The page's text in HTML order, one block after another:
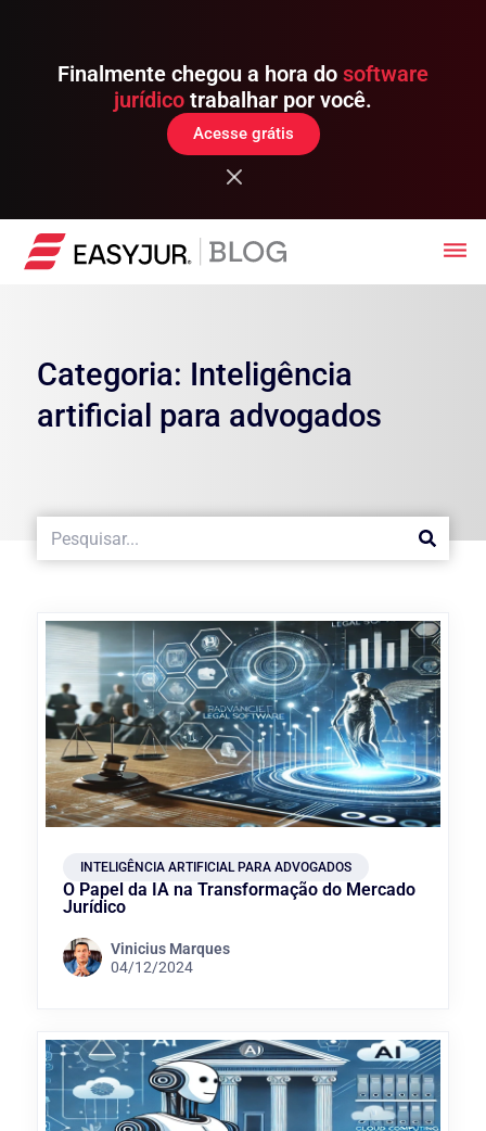
Finalmente chegou a hora do software
jurídico trabalhar por você.
Acesse grátis
Categoria: Inteligência
artificial para advogados
INTELIGÊNCIA ARTIFICIAL PARA ADVOGADOS
O Papel da IA na Transformação do Mercado
Jurídico
Vinicius Marques
04/12/2024